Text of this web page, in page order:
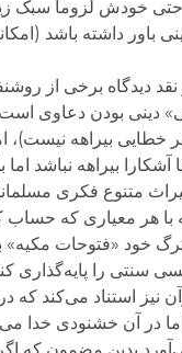
خودش لزوماً سبک
باور داشته باشد
نقد دیدگاه برخی از
دینی بودن دعاوی
خطایی بیراهه
بیراهه نباشد
متنوع فکری
هر معیاری که حساب
خود «فتوحات
سنتی را پایه‌گذاری
استناد می‌کند که
در آن خشنودى خدا